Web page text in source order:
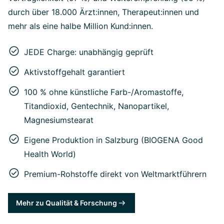
durch über 18.000 Ärzt:innen, Therapeut:innen und
mehr als eine halbe Million Kund:innen.
JEDE Charge: unabhängig geprüft
Aktivstoffgehalt garantiert
100 % ohne künstliche Farb-/Aromastoffe,
Titandioxid, Gentechnik, Nanopartikel,
Magnesiumstearat
Eigene Produktion in Salzburg (BIOGENA Good
Health World)
Premium-Rohstoffe direkt von Weltmarktführern
Mehr zu Qualität & Forschung